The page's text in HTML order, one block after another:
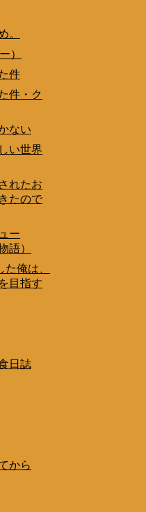
。
）
件
件・ク
ない
い世界
れたお
たので
ー
語）
俺は、
目指す
日誌
から